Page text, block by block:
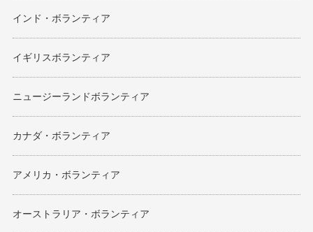
インド・ボランティア
イギリスボランティア
ニュージーランドボランティア
カナダ・ボランティア
アメリカ・ボランティア
オーストラリア・ボランティア